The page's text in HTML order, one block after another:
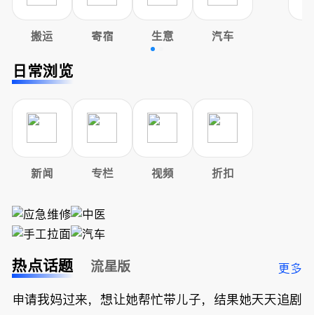
搬运 寄宿 生意 汽车
日常浏览
新闻 专栏 视频 折扣
热点话题 流星版 更多
申请我妈过来，想让她帮忙带儿子，结果她天天追剧